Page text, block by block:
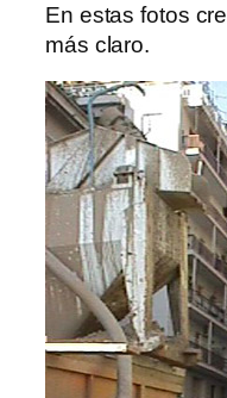
En estas fotos
más claro.